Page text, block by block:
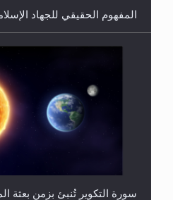
المفهوم الحقيقي للجهاد
سورة التكوير تُنبئ بزمن بعثة